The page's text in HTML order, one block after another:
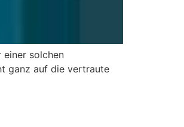
einer solchen
ganz auf die vertraute